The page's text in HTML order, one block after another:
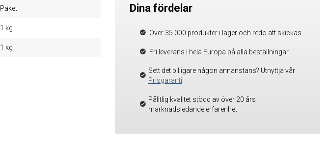
Paket
1 kg
1 kg
Dina fördelar
Över 35 000 produkter i lager och redo att skickas
Fri leverans i hela Europa på alla beställningar
Sett det billigare någon annanstans? Utnyttja vår
Prisgaranti!
Pålitlig kvalitet stödd av över 20 års
marknadsledande erfarenhet